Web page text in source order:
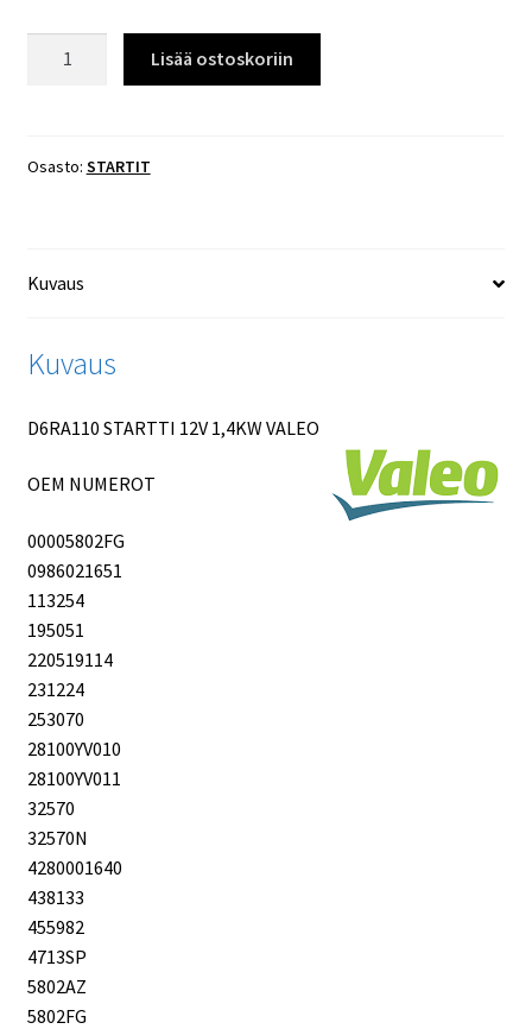
VALEO
Lisää ostoskoriin
Osasto: STARTIT
Kuvaus
Kuvaus
D6RA110 STARTTI 12V 1,4KW VALEO
OEM NUMEROT
00005802FG
0986021651
113254
195051
220519114
231224
253070
28100YV010
28100YV011
32570
32570N
4280001640
438133
455982
4713SP
5802AZ
5802FG